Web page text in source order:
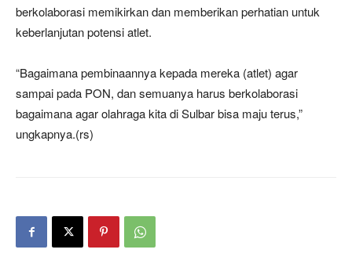
berkolaborasi memikirkan dan memberikan perhatian untuk
keberlanjutan potensi atlet.
“Bagaimana pembinaannya kepada mereka (atlet) agar
sampai pada PON, dan semuanya harus berkolaborasi
bagaimana agar olahraga kita di Sulbar bisa maju terus,”
ungkapnya.(rs)